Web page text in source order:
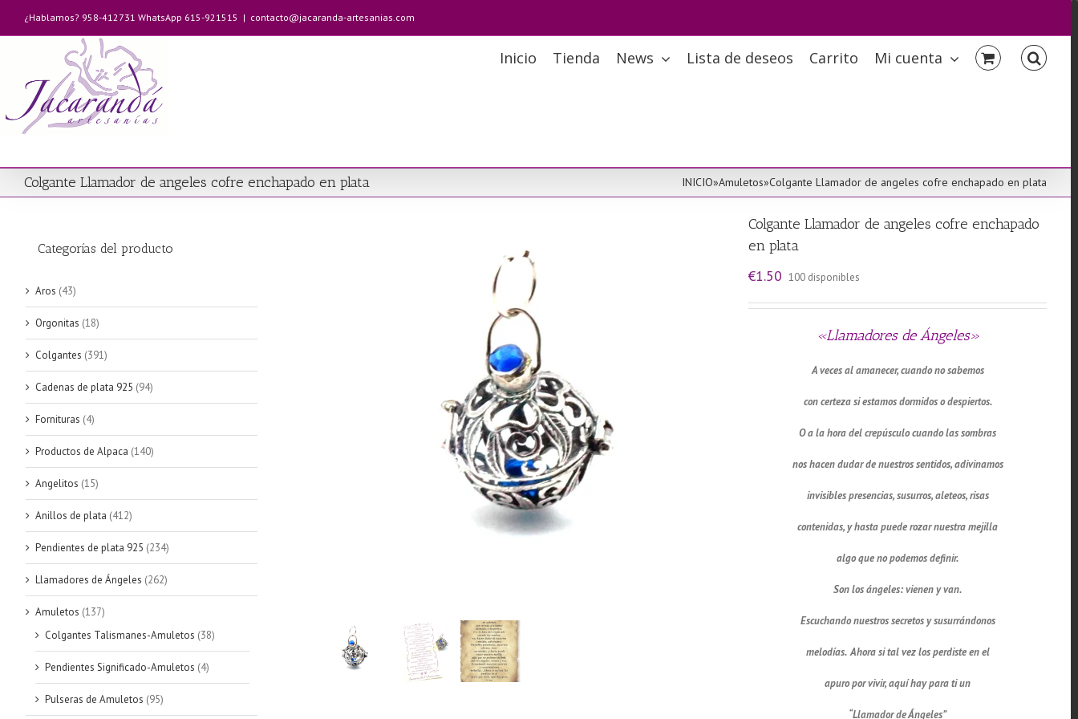
contenido
¿Hablamos? 958-412731 WhatsApp 615-921515 | contacto@jacaranda-artesanias.com
Inicio Tienda News Lista de deseos Carrito Mi cuenta
Colgante Llamador de angeles cofre enchapado en plata INICIO»Amuletos»Colgante Llamador de angeles cofre enchapado en plata
Colgante Llamador de angeles cofre enchapado
en plata
€1.50 100 disponibles
«Llamadores de Ángeles»
A veces al amanecer, cuando no sabemos
con certeza si estamos dormidos o despiertos.
O a la hora del crepúsculo cuando las sombras
nos hacen dudar de nuestros sentidos, adivinamos
invisibles presencias, susurros, aleteos, risas
contenidas, y hasta puede rozar nuestra mejilla
algo que no podemos definir.
Son los ángeles: vienen y van.
Escuchando nuestros secretos y susurrándonos
melodías. Ahora si tal vez los perdiste en el
apuro por vivir, aquí hay para ti un
“Llamador de Ángeles”
Categorías del producto
Aros (43)
Orgonitas (18)
Colgantes (391)
Cadenas de plata 925 (94)
Fornituras (4)
Productos de Alpaca (140)
Angelitos (15)
Anillos de plata (412)
Pendientes de plata 925 (234)
Llamadores de Ángeles (262)
Amuletos (137)
Colgantes Talismanes-Amuletos (38)
Pendientes Significado-Amuletos (4)
Pulseras de Amuletos (95)